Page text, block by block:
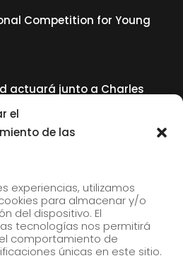
el
de las
experiencias, utilizamos
para almacenar y/o
del dispositivo. El
tecnologías nos permitirá
comportamiento de
únicas en este sitio.
Competition for Young
actuará junto a Charles
to receive our news by